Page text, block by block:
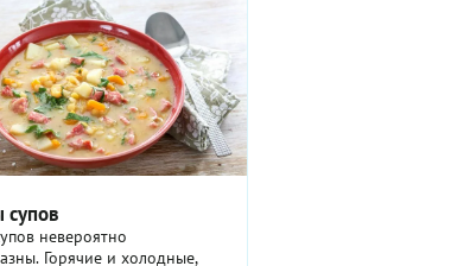
супов
невероятно
Горячие и холодные,